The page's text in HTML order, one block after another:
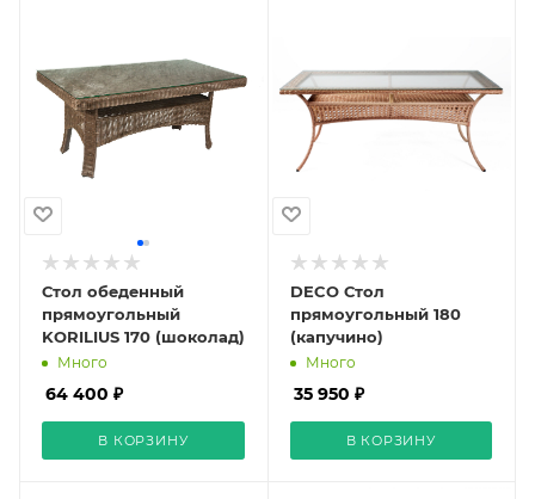
Стол обеденный
прямоугольный
KORILIUS 170 (шоколад)
Много
64 400 ₽
В КОРЗИНУ
DECO Стол
прямоугольный 180
(капучино)
Много
35 950 ₽
В КОРЗИНУ